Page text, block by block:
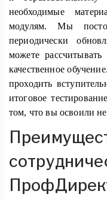
необходимые
модулям. Мы
периодически
можете
качественное
проходить
итоговое
том, что вы освоили